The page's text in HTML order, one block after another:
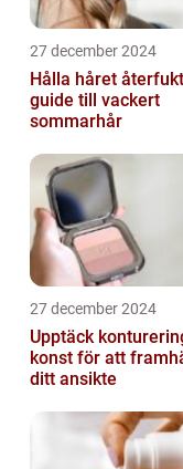
27 december 2024
Hålla håret
guide till vackert
sommarhår
27 december 2024
Upptäck
konst för att
ditt ansikte